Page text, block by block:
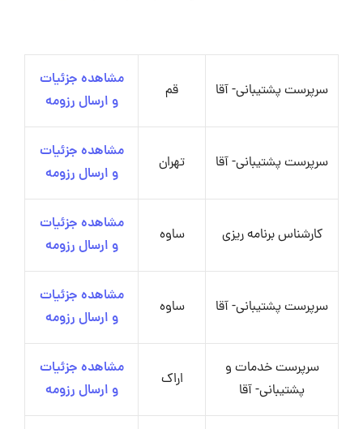
سرپرست پشتیبانی- آقا قم
مشاهده جزئیات
و ارسال رزومه
سرپرست پشتیبانی- آقا تهران
مشاهده جزئیات
و ارسال رزومه
کارشناس برنامه ریزی ساوه
مشاهده جزئیات
و ارسال رزومه
سرپرست پشتیبانی- آقا ساوه
مشاهده جزئیات
و ارسال رزومه
سرپرست خدمات و
پشتیبانی- آقا
اراک
مشاهده جزئیات
و ارسال رزومه